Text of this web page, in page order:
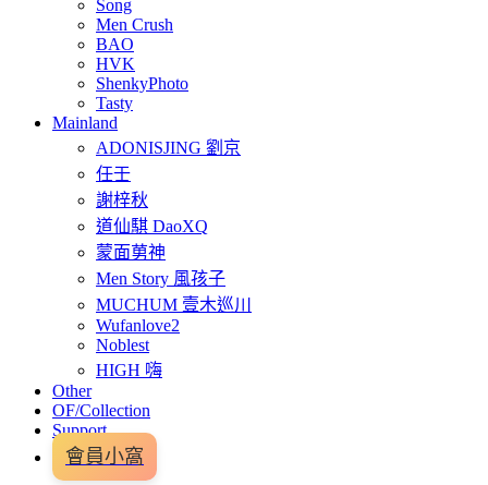
Song
Men Crush
BAO
HVK
ShenkyPhoto
Tasty
Mainland
ADONISJING 劉京
任壬
謝梓秋
道仙騏 DaoXQ
蒙面莮神
Men Story 風孩子
MUCHUM 壹木巡川
Wufanlove2
Noblest
HIGH 嗨
Other
OF/Collection
Support
會員小窩